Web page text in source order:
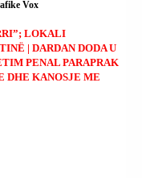
LOKALI
| DARDAN DODA U
PENAL PARAPRAK
DHE KANOSJE ME
Vox